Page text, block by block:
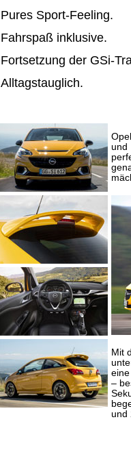
Pures Sport-Feeling.
Fahrspaß inklusive.
Fortsetzung der GSi-
Alltagstauglich.
und
Mit
–
und